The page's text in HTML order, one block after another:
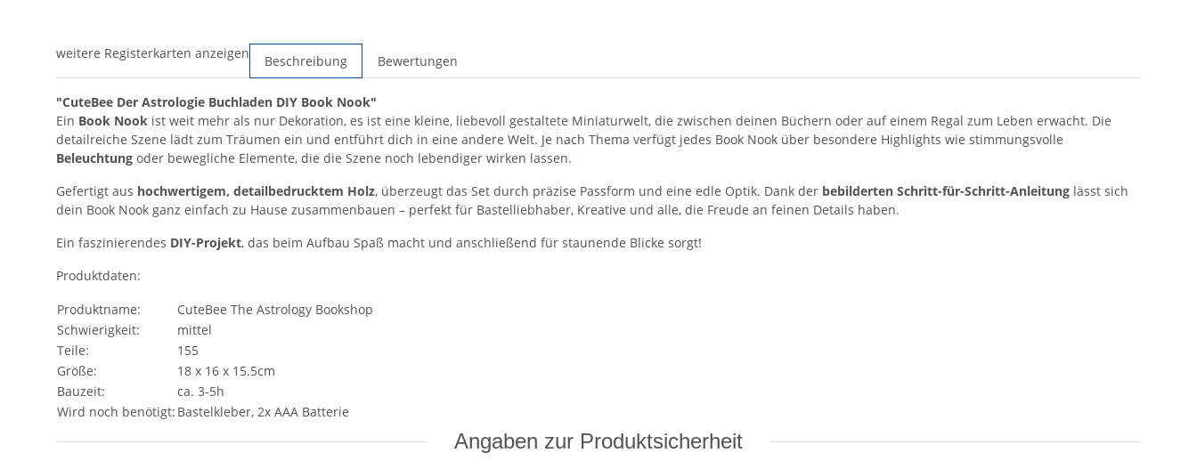
weitere Registerkarten anzeigen Beschreibung Bewertungen
"CuteBee Der Astrologie Buchladen DIY Book Nook"
Ein Book Nook ist weit mehr als nur Dekoration, es ist eine kleine, liebevoll gestaltete Miniaturwelt, die zwischen deinen Büchern oder auf einem Regal zum Leben erwacht. Die
detailreiche Szene lädt zum Träumen ein und entführt dich in eine andere Welt. Je nach Thema verfügt jedes Book Nook über besondere Highlights wie stimmungsvolle
Beleuchtung oder bewegliche Elemente, die die Szene noch lebendiger wirken lassen.
Gefertigt aus hochwertigem, detailbedrucktem Holz, überzeugt das Set durch präzise Passform und eine edle Optik. Dank der bebilderten Schritt-für-Schritt-Anleitung lässt sich
dein Book Nook ganz einfach zu Hause zusammenbauen – perfekt für Bastelliebhaber, Kreative und alle, die Freude an feinen Details haben.
Ein faszinierendes DIY-Projekt, das beim Aufbau Spaß macht und anschließend für staunende Blicke sorgt!
Produktdaten:
Produktname:
CuteBee The Astrology Bookshop
Schwierigkeit:
mittel
Teile:
155
Größe:
18 x 16 x 15.5cm
Bauzeit:
ca. 3-5h
Wird noch benötigt: Bastelkleber, 2x AAA Batterie
Angaben zur Produktsicherheit